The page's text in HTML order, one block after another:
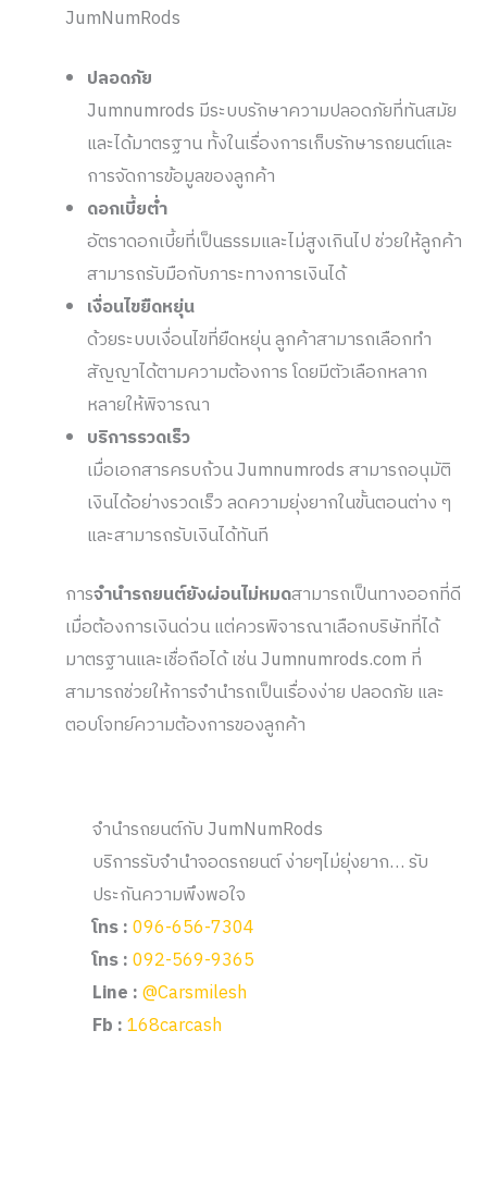
JumNumRods
ปลอดภัย
Jumnumrods มีระบบรักษาความปลอดภัยที่ทันสมัย
และได้มาตรฐาน ทั้งในเรื่องการเก็บรักษารถยนต์และ
การจัดการข้อมูลของลูกค้า
ดอกเบี้ยต่ำ
อัตราดอกเบี้ยที่เป็นธรรมและไม่สูงเกินไป ช่วยให้ลูกค้า
สามารถรับมือกับภาระทางการเงินได้
เงื่อนไขยืดหยุ่น
ด้วยระบบเงื่อนไขที่ยืดหยุ่น ลูกค้าสามารถเลือกทำ
สัญญาได้ตามความต้องการ โดยมีตัวเลือกหลาก
หลายให้พิจารณา
บริการรวดเร็ว
เมื่อเอกสารครบถ้วน Jumnumrods สามารถอนุมัติ
เงินได้อย่างรวดเร็ว ลดความยุ่งยากในขั้นตอนต่าง ๆ
และสามารถรับเงินได้ทันที
การจำนำรถยนต์ยังผ่อนไม่หมดสามารถเป็นทางออกที่ดี
เมื่อต้องการเงินด่วน แต่ควรพิจารณาเลือกบริษัทที่ได้
มาตรฐานและเชื่อถือได้ เช่น Jumnumrods.com ที่
สามารถช่วยให้การจำนำรถเป็นเรื่องง่าย ปลอดภัย และ
ตอบโจทย์ความต้องการของลูกค้า
จำนำรถยนต์กับ JumNumRods
บริการรับจำนำจอดรถยนต์ ง่ายๆไม่ยุ่งยาก… รับ
ประกันความพึงพอใจ
โทร :096-656-7304
โทร :092-569-9365
Line :@Carsmilesh
Fb :168carcash